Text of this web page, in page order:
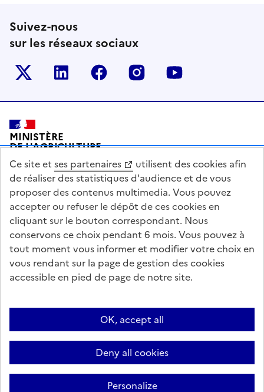
Suivez-nous
sur les réseaux sociaux
Le ministère sur Twitter
Le ministère sur LinkedIn
Le ministère sur Facebook
Le ministère sur
Pied de page
MINISTÈRE
DE L'AGRICULTURE
DE L'AGRO-ALIMENTAIRE
ET DE LA SOUVERAINETÉ
ALIMENTAIRE
legifrance.gouv.fr
info.gouv.fr
service-public.gouv.fr
data.gouv.fr
Questions fréquentes / Contacts
Informations publiques
Mentions légales
Archives presse English contents
Cookies
Paramètres d'affichage
Sauf mention contraire, tous les textes de ce site sont sous licence
Ce site et ses partenaires
utilisent des cookies afin
de réaliser des statistiques d'audience et de vous
proposer des contenus multimedia. Vous pouvez
accepter ou refuser le dépôt de ces cookies en
cliquant sur le bouton correspondant. Nous
conservons ce choix pendant 6 mois. Vous pouvez à
tout moment vous informer et modifier votre choix en
vous rendant sur la page de gestion des cookies
accessible en pied de page de notre site.
OK, accept all
Deny all cookies
Personalize